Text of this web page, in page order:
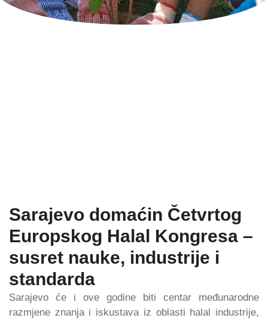
Sarajevo domaćin Četvrtog
Europskog Halal Kongresa –
susret nauke, industrije i
standarda
Sarajevo će i ove godine biti centar međunarodne
razmjene znanja i iskustava iz oblasti halal industrije,